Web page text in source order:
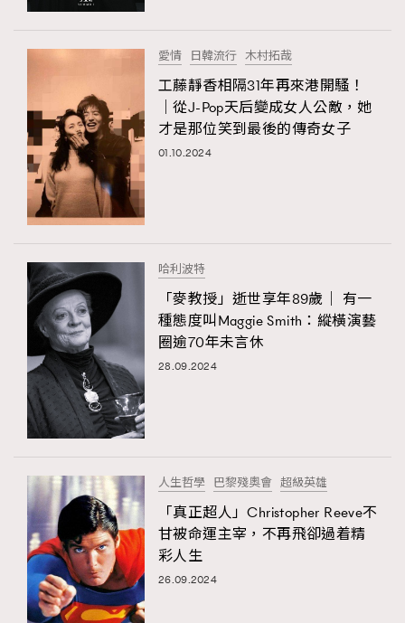
AFrenchMind
EmpowerF
FashionWeek FigaroAesthetic
愛情 日韓流行 木村拓哉
工藤靜香相隔31年再來港開騷！
｜從J-Pop天后變成女人公敵，她
才是那位笑到最後的傳奇女子
01.10.2024
哈利波特
「麥教授」逝世享年89歲｜ 有一
種態度叫Maggie Smith：縱橫演藝
圈逾70年未言休
28.09.2024
人生哲學 巴黎殘奧會 超級英雄
「真正超人」Christopher Reeve不
甘被命運主宰，不再飛卻過着精
彩人生
26.09.2024